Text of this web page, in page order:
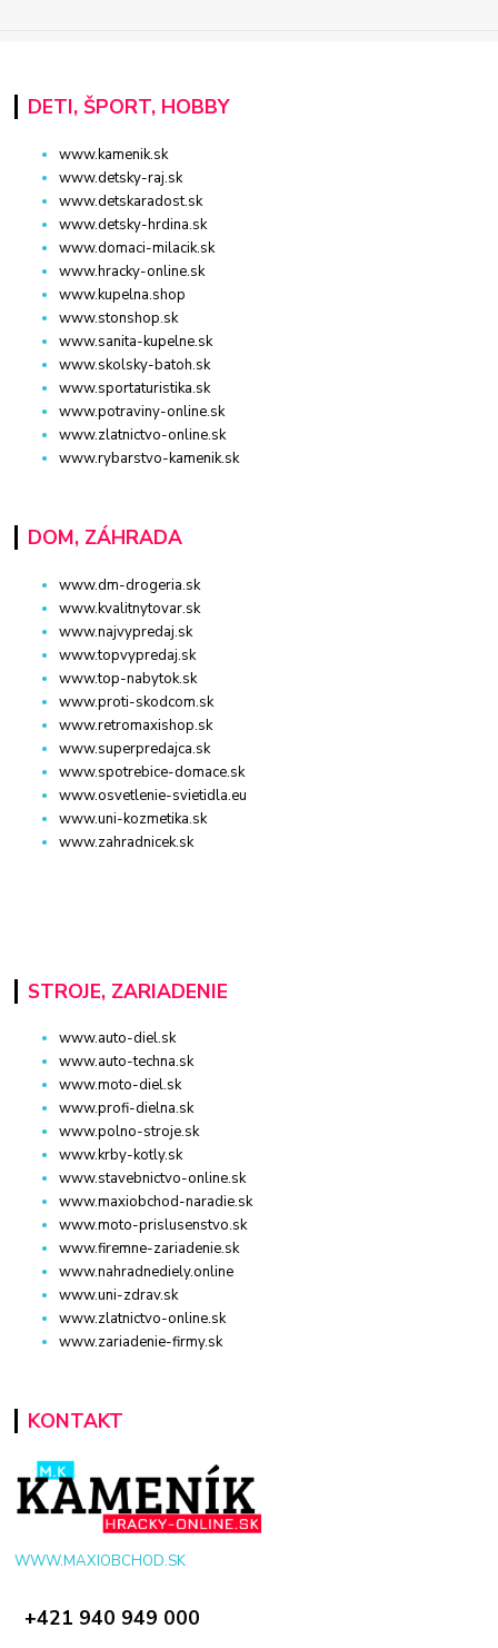
DETI, ŠPORT, HOBBY
www.kamenik.sk
www.detsky-raj.sk
www.detskaradost.sk
www.detsky-hrdina.sk
www.domaci-milacik.sk
www.hracky-online.sk
www.kupelna.shop
www.stonshop.sk
www.sanita-kupelne.sk
www.skolsky-batoh.sk
www.sportaturistika.sk
www.potraviny-online.sk
www.zlatnictvo-online.sk
www.rybarstvo-kamenik.sk
DOM, ZÁHRADA
www.dm-drogeria.sk
www.kvalitnytovar.sk
www.najvypredaj.sk
www.topvypredaj.sk
www.top-nabytok.sk
www.proti-skodcom.sk
www.retromaxishop.sk
www.superpredajca.sk
www.spotrebice-domace.sk
www.osvetlenie-svietidla.eu
www.uni-kozmetika.sk
www.zahradnicek.sk
STROJE, ZARIADENIE
www.auto-diel.sk
www.auto-techna.sk
www.moto-diel.sk
www.profi-dielna.sk
www.polno-stroje.sk
www.krby-kotly.sk
www.stavebnictvo-online.sk
www.maxiobchod-naradie.sk
www.moto-prislusenstvo.sk
www.firemne-zariadenie.sk
www.nahradnediely.online
www.uni-zdrav.sk
www.zlatnictvo-online.sk
www.zariadenie-firmy.sk
KONTAKT
WWW.MAXIOBCHOD.SK
+421 940 949 000